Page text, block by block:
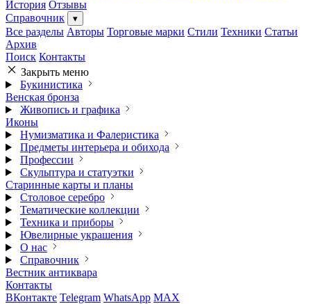
История Отзывы
Справочник
▾
Все разделы Авторы Торговые марки Стили Техники Статьи
Архив
Поиск Контакты
Закрыть меню
Букинистика
Венская бронза
Живопись и графика
Иконы
Нумизматика и Фалеристика
Предметы интерьера и обихода
Профессии
Скульптура и статуэтки
Старинные карты и планы
Столовое серебро
Тематические коллекции
Техника и приборы
Ювелирные украшения
О нас
Справочник
Вестник антиквара
Контакты
ВКонтакте Telegram WhatsApp MAX